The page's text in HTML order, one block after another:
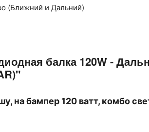
(Ближний и Дальний)
балка 120W -
на бампер 120 ватт, комбо